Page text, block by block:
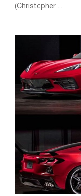
(Christopher ...